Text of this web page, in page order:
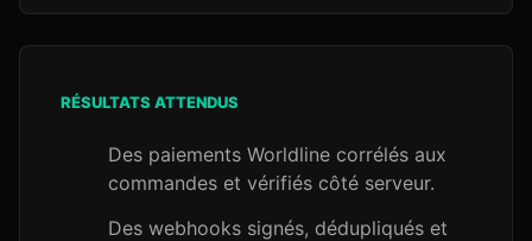
RÉSULTATS ATTENDUS
Des paiements Worldline corrélés aux
commandes et vérifiés côté serveur.
Des webhooks signés, dédupliqués et